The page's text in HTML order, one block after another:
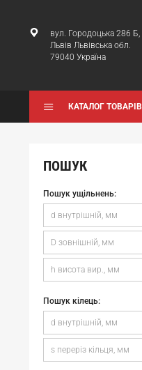
вул. Городоцька 286 Б,
Львів Львівська обл.
79040 Україна
КАТАЛОГ ТОВАРІВ
ПОШУК
Пошук ущільнень:
Пошук кілець: